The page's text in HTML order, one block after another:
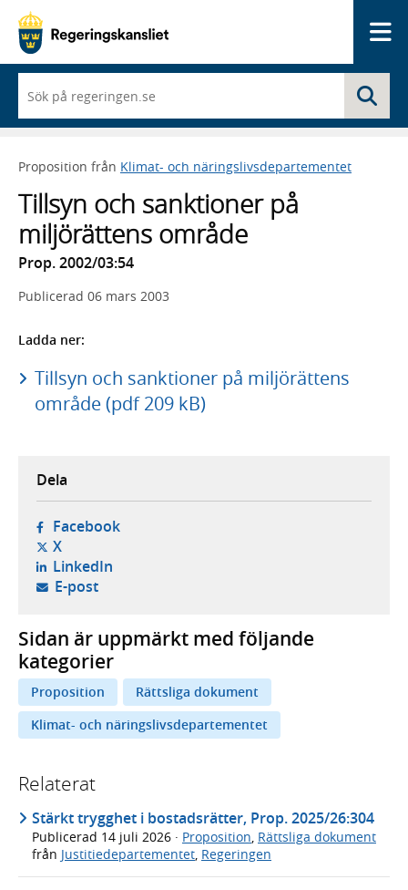
du
börjar
skriva
framträder
lista
med
sökförslag
Proposition från Klimat- och näringslivsdepartementet
Tillsyn och sanktioner på
miljörättens område
Prop. 2002/03:54
Publicerad 06 mars 2003
Ladda ner:
Tillsyn och sanktioner på miljörättens
område (pdf 209 kB)
Dela
Facebook- öppnas i ny flik, extern webbplats,
X- öppnas i ny flik, extern webbplats,
LinkedIn- öppnas i ny flik, extern webbplats,
E-post- öppnar din e-postklient,
Sidan är uppmärkt med följande
kategorier
Proposition
Rättsliga dokument
Klimat- och näringslivsdepartementet
Relaterat
Stärkt trygghet i bostadsrätter, Prop. 2025/26:304
Publicerad 14 juli 2026 · Proposition, Rättsliga dokument
från Justitiedepartementet, Regeringen